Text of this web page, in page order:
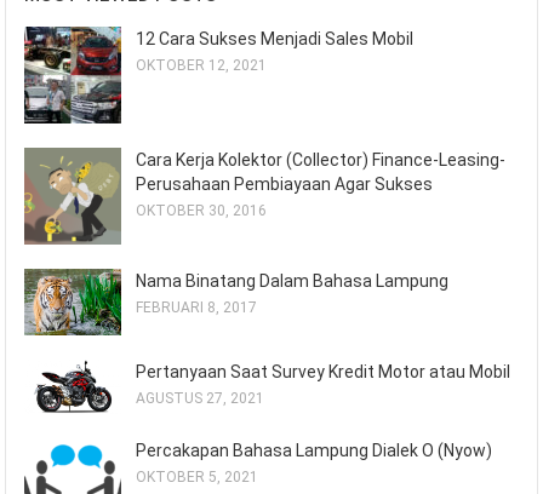
12 Cara Sukses Menjadi Sales Mobil
OKTOBER 12, 2021
Cara Kerja Kolektor (Collector) Finance-Leasing-
Perusahaan Pembiayaan Agar Sukses
OKTOBER 30, 2016
Nama Binatang Dalam Bahasa Lampung
FEBRUARI 8, 2017
Pertanyaan Saat Survey Kredit Motor atau Mobil
AGUSTUS 27, 2021
Percakapan Bahasa Lampung Dialek O (Nyow)
OKTOBER 5, 2021